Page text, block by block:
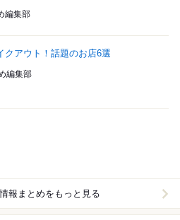
編集部
クアウト！話題のお店6選
編集部
報まとめをもっと見る